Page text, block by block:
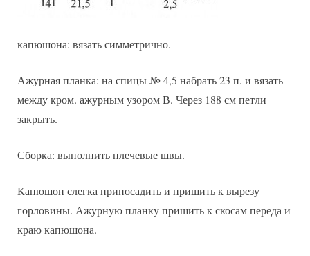
капюшона: вязать симметрично.
Ажурная планка: на спицы № 4,5 набрать 23 п. и вязать
между кром. ажурным узором В. Через 188 см петли
закрыть.
Сборка: выполнить плечевые швы.
Капюшон слегка припосадить и пришить к вырезу
горловины. Ажурную планку пришить к скосам переда и
краю капюшона.